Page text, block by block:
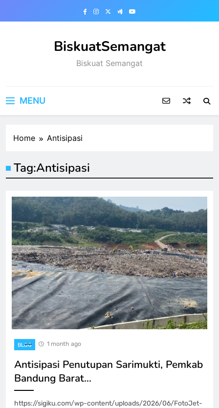
BiskuatSemangat
Biskuat Semangat
MENU
Home Antisipasi
Tag:Antisipasi
BLOG 1 month ago
Antisipasi Penutupan Sarimukti, Pemkab
Bandung Barat…
https://sigiku.com/wp-content/uploads/2026/06/FotoJet-